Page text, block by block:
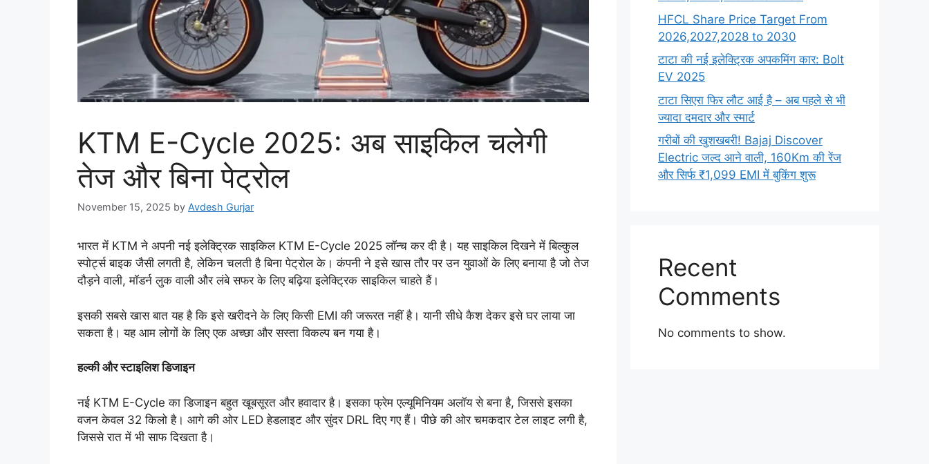
KTM E-Cycle 2025: अब साइकिल चलेगी
तेज और बिना पेट्रोल
November 15, 2025 by Avdesh Gurjar
भारत में KTM ने अपनी नई इलेक्ट्रिक साइकिल KTM E-Cycle 2025 लॉन्च कर दी है। यह साइकिल दिखने में बिल्कुल
स्पोर्ट्स बाइक जैसी लगती है, लेकिन चलती है बिना पेट्रोल के। कंपनी ने इसे खास तौर पर उन युवाओं के लिए बनाया है जो तेज
दौड़ने वाली, मॉडर्न लुक वाली और लंबे सफर के लिए बढ़िया इलेक्ट्रिक साइकिल चाहते हैं।
इसकी सबसे खास बात यह है कि इसे खरीदने के लिए किसी EMI की जरूरत नहीं है। यानी सीधे कैश देकर इसे घर लाया जा
सकता है। यह आम लोगों के लिए एक अच्छा और सस्ता विकल्प बन गया है।
हल्की और स्टाइलिश डिजाइन
नई KTM E-Cycle का डिजाइन बहुत खूबसूरत और हवादार है। इसका फ्रेम एल्यूमिनियम अलॉय से बना है, जिससे इसका
वजन केवल 32 किलो है। आगे की ओर LED हेडलाइट और सुंदर DRL दिए गए हैं। पीछे की ओर चमकदार टेल लाइट लगी है,
जिससे रात में भी साफ दिखता है।
HFCL Share Price Target From
2026,2027,2028 to 2030
टाटा की नई इलेक्ट्रिक अपकमिंग कार: Bolt
EV 2025
टाटा सिएरा फिर लौट आई है – अब पहले से भी
ज्यादा दमदार और स्मार्ट
गरीबों की खुशखबरी! Bajaj Discover
Electric जल्द आने वाली, 160Km की रेंज
और सिर्फ ₹1,099 EMI में बुकिंग शुरू
Recent
Comments
No comments to show.